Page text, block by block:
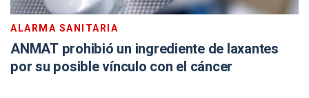
ALARMA SANITARIA
ANMAT prohibió un ingrediente de laxantes
por su posible vínculo con el cáncer